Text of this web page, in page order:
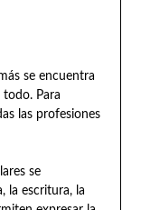
se encuentra
todo. Para
las profesiones
se
la escritura, la